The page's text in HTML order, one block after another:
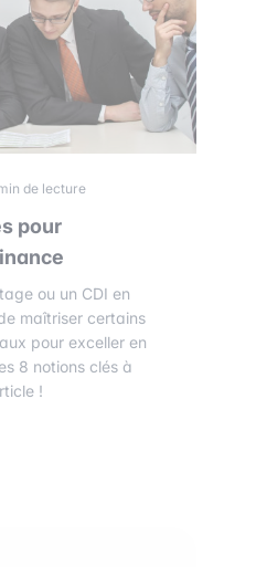
de lecture
pour
ou un CDI en
maîtriser certains
pour exceller en
8 notions clés à
!